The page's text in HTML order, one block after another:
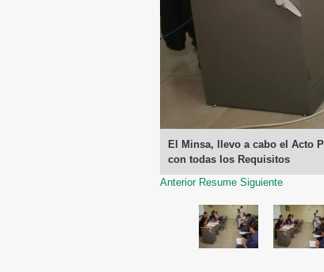
El Minsa, llevo a cabo el Acto
con todas los Requisitos
Anterior Resume Siguiente